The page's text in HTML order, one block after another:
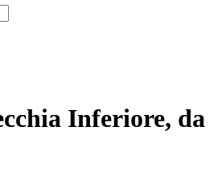
Inferiore, da